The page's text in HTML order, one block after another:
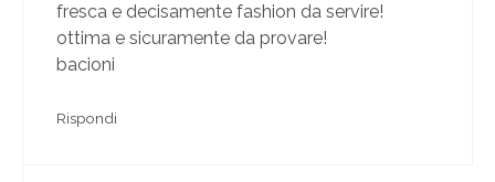
fresca e decisamente fashion da servire!
ottima e sicuramente da provare!
bacioni
Rispondi